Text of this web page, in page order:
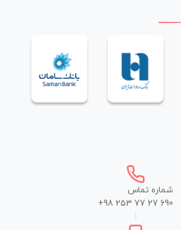
شماره تماس
+98 253 77 27 690